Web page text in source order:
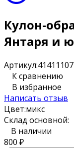
Кулон-
Янтаря и
Артикул:41411107
К сравнению
В избранное
Написать отзыв
Цвет:микс
Склад основной:
В наличии
800 ₽